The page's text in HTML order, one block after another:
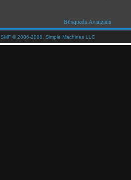
Búsqueda Avanzada
SMF © 2006-2008, Simple Machines LLC